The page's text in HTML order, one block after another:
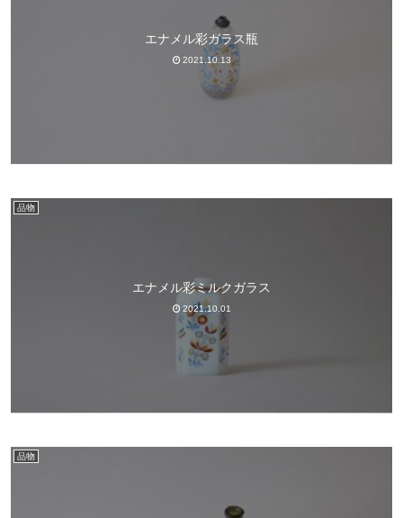
エナメル彩ガラス瓶
2021.10.13
品物
エナメル彩ミルクガラス
2021.10.01
品物